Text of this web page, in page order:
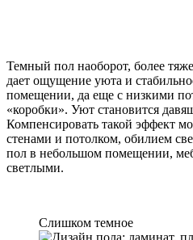
Темный пол наоборот, более
дает ощущение уюта и
помещении, да еще с низкими
«коробки». Уют становится
Компенсировать такой эффект
стенами и потолком, обилием
пол в небольшом помещении,
светлыми.
Слишком темное